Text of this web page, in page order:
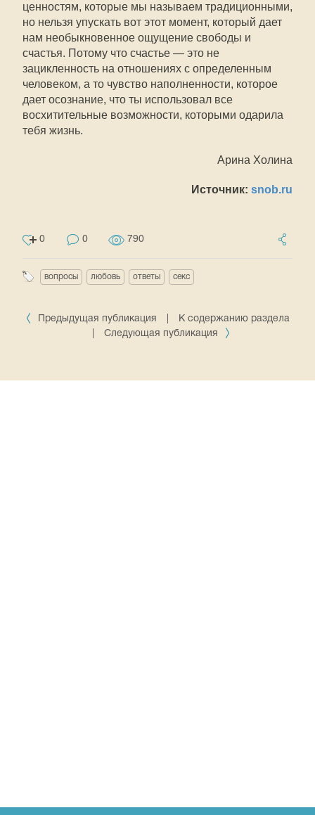
ценностям, которые мы называем традиционными,
но нельзя упускать вот этот момент, который дает
нам необыкновенное ощущение свободы и
счастья. Потому что счастье — это не
зацикленность на отношениях с определенным
человеком, а то чувство наполненности, которое
дает осознание, что ты использовал все
восхитительные возможности, которыми одарила
тебя жизнь.
Арина Холина
Источник: snob.ru
0 0 790
вопросы любовь ответы секс
Предыдущая публикация
К содержанию раздела
Следующая публикация